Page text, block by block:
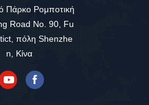
Πάρκο Ρομποτική
Road No. 90, Fu
πόλη Shenzhe
n, Κίνα